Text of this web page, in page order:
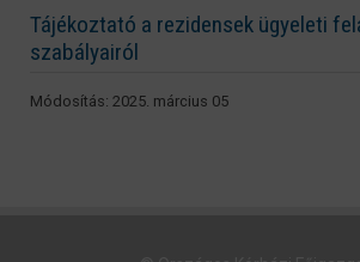
Tájékoztató a rezidensek ügyeleti
szabályairól
Módosítás: 2025. március 05